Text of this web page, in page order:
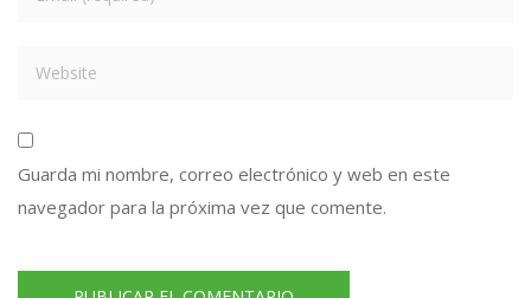
Guarda mi nombre, correo electrónico y web en este
navegador para la próxima vez que comente.